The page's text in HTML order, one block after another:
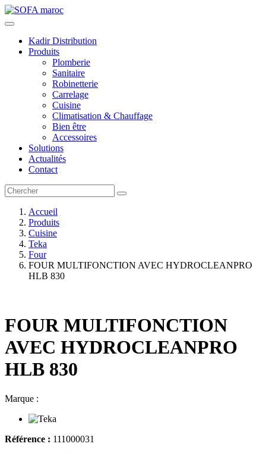
Kadir Distribution
Produits
Plomberie
Sanitaire
Robinetterie
Carrelage
Cuisine
Climatisation & Chauffage
Bien être
Accessoires
Solutions
Actualités
Contact
Accueil
Produits
Cuisine
Teka
Four
FOUR MULTIFONCTION AVEC HYDROCLEANPRO
HLB 830
FOUR MULTIFONCTION
AVEC HYDROCLEANPRO
HLB 830
Marque :
Référence : 111000031